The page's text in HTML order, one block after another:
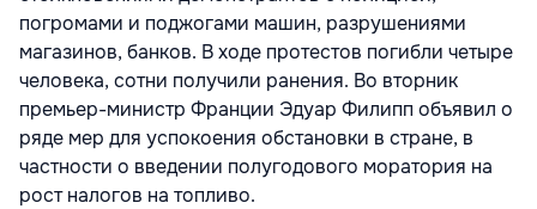
погромами и поджогами машин, разрушениями
магазинов, банков. В ходе протестов погибли четыре
человека, сотни получили ранения. Во вторник
премьер-министр Франции Эдуар Филипп объявил о
ряде мер для успокоения обстановки в стране, в
частности о введении полугодового моратория на
рост налогов на топливо.